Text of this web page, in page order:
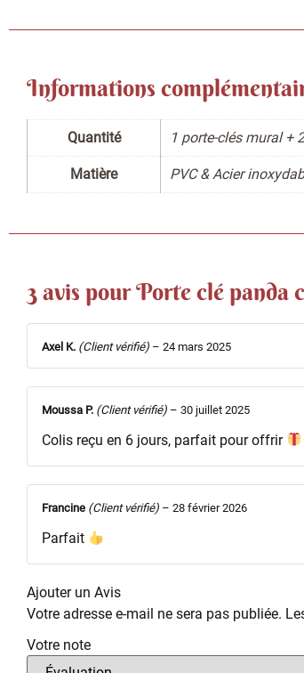
Informations
Quantité 1 porte-clés mural +
Matière PVC & Acier
3 avis pourPorte clé panda
Axel K. (Client vérifié) – 24 mars 2025
Moussa P. (Client vérifié) – 30 juillet 2025
Colis reçu en 6 jours, parfait pour offrir
Francine (Client vérifié) – 28 février 2026
Parfait
Ajouter un Avis
Votre adresse e-mail ne sera pas publiée.
Votre note